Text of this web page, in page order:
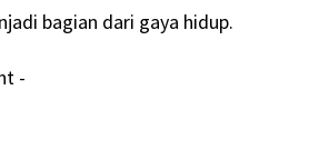
bagian dari gaya hidup.
-